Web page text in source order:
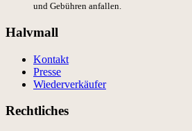
und Gebühren anfallen.
Halvmall
Kontakt
Presse
Wiederverkäufer
Rechtliches